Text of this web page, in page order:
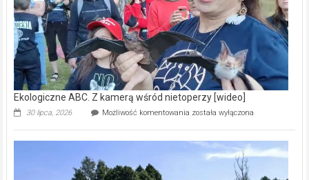
Ekologiczne ABC. Z kamerą wśród nietoperzy [wideo]
30 lipca, 2026 Możliwość komentowania Ekologiczne
kamerą
wśród
została wyłączona